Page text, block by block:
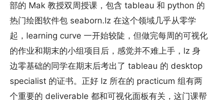
部的 Mak 教授双周授课，包含 tableau 和 python 的
热门绘图软件包 seaborn.lz 在这个领域几乎从零学
起，learning curve 一开始较陡，但做完每周的可视化
的作业和期末的小组项目后，感觉并不难上手，lz 身
边零基础的同学在期末后考出了 tableau 的 desktop
specialist 的证书。正好 lz 所在的 practicum 组有两
个重要的 deliverable 都和可视化面板有关，这门课帮